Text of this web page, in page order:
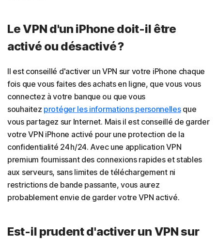
Le VPN d'un iPhone doit-il être
activé ou désactivé ?
Il est conseillé d'activer un VPN sur votre iPhone chaque
fois que vous faites des achats en ligne, que vous vous
connectez à votre banque ou que vous
souhaitez protéger les informations personnellesque
vous partagez sur Internet. Mais il est conseillé de garder
votre VPN iPhone activé pour une protection de la
confidentialité 24 h/24. Avec une application VPN
premium fournissant des connexions rapides et stables
aux serveurs, sans limites de téléchargement ni
restrictions de bande passante, vous aurez
probablement envie de garder votre VPN activé.
Est-il prudent d'activer un VPN sur